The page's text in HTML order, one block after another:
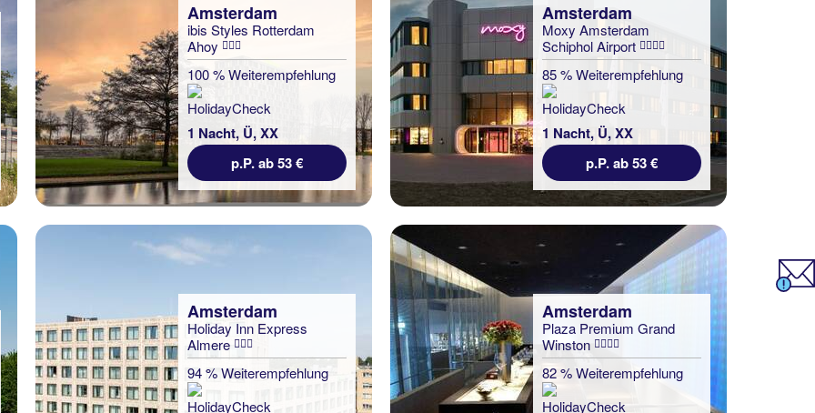
Amsterdam
ibis Styles Rotterdam
Ahoy
100 % Weiterempfehlung
1 Nacht, Ü, XX
p.P. ab 53 €
Amsterdam
Moxy Amsterdam
Schiphol Airport
85 % Weiterempfehlung
1 Nacht, Ü, XX
p.P. ab 53 €
Amsterdam
Holiday Inn Express
Almere
94 % Weiterempfehlung
Amsterdam
Plaza Premium Grand
Winston
82 % Weiterempfehlung